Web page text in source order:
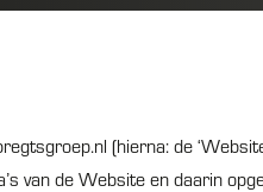
(hierna: de
van de Website en daarin